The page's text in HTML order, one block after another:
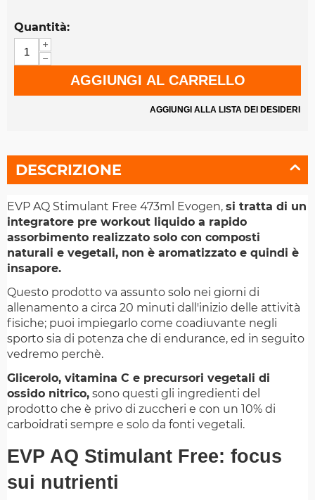
Quantità:
+
−
AGGIUNGI AL CARRELLO
AGGIUNGI ALLA LISTA DEI DESIDERI
DESCRIZIONE
EVP AQ Stimulant Free 473ml Evogen, si tratta di un
integratore pre workout liquido a rapido
assorbimento realizzato solo con composti
naturali e vegetali, non è aromatizzato e quindi è
insapore.
Questo prodotto va assunto solo nei giorni di
allenamento a circa 20 minuti dall'inizio delle attività
fisiche; puoi impiegarlo come coadiuvante negli
sporto sia di potenza che di endurance, ed in seguito
vedremo perchè.
Glicerolo, vitamina C e precursori vegetali di
ossido nitrico, sono questi gli ingredienti del
prodotto che è privo di zuccheri e con un 10% di
carboidrati sempre e solo da fonti vegetali.
EVP AQ Stimulant Free: focus
sui nutrienti